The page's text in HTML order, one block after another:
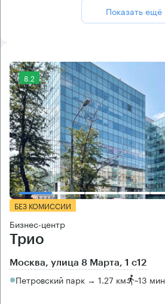
Показать ещё
8.2
БЕЗ КОМИССИИ
Бизнес-центр
Трио
Москва, улица 8 Марта, 1 с12
Петровский парк → 1.27 км ~13 мин